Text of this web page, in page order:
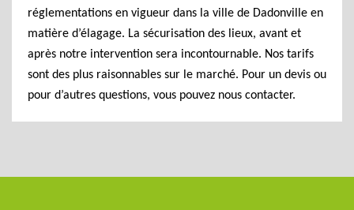
réglementations en vigueur dans la ville de Dadonville en
matière d’élagage. La sécurisation des lieux, avant et
après notre intervention sera incontournable. Nos tarifs
sont des plus raisonnables sur le marché. Pour un devis ou
pour d’autres questions, vous pouvez nous contacter.